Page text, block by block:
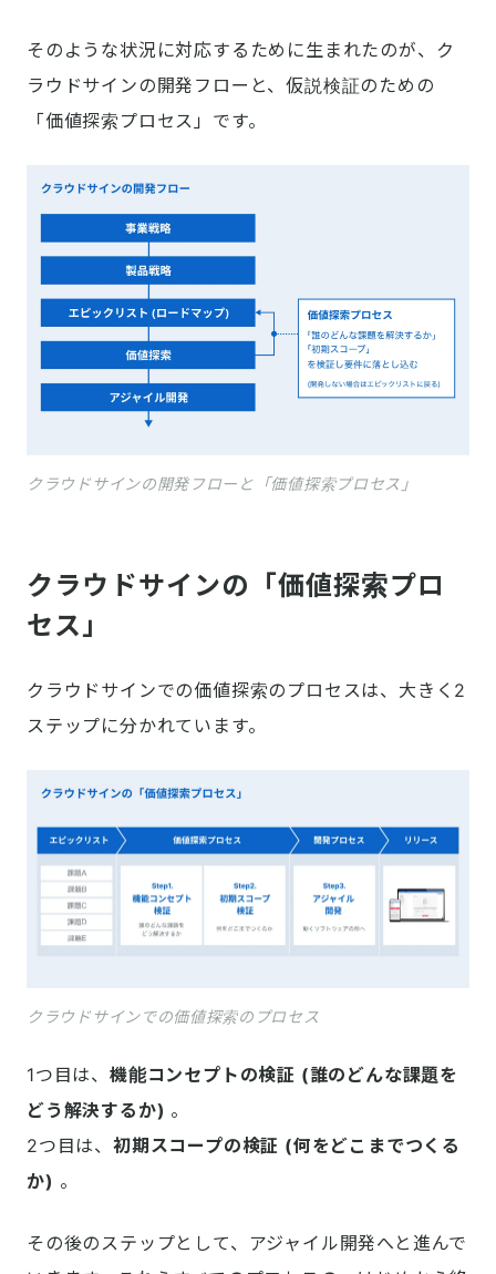
そのような状況に対応するために生まれたのが、ク
ラウドサインの開発フローと、仮説検証のための
「価値探索プロセス」です。
クラウドサインの開発フローと「価値探索プロセス」
クラウドサインの「価値探索プロ
セス」
クラウドサインでの価値探索のプロセスは、大きく2
ステップに分かれています。
クラウドサインでの価値探索のプロセス
1つ目は、 機能コンセプトの検証 (誰のどんな課題を
どう解決するか) 。
2つ目は、 初期スコープの検証 (何をどこまでつくる
か) 。
その後のステップとして、アジャイル開発へと進んで